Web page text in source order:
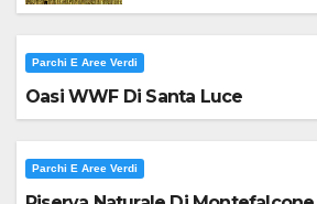
Parchi E Aree Verdi
Oasi WWF Di Santa Luce
Parchi E Aree Verdi